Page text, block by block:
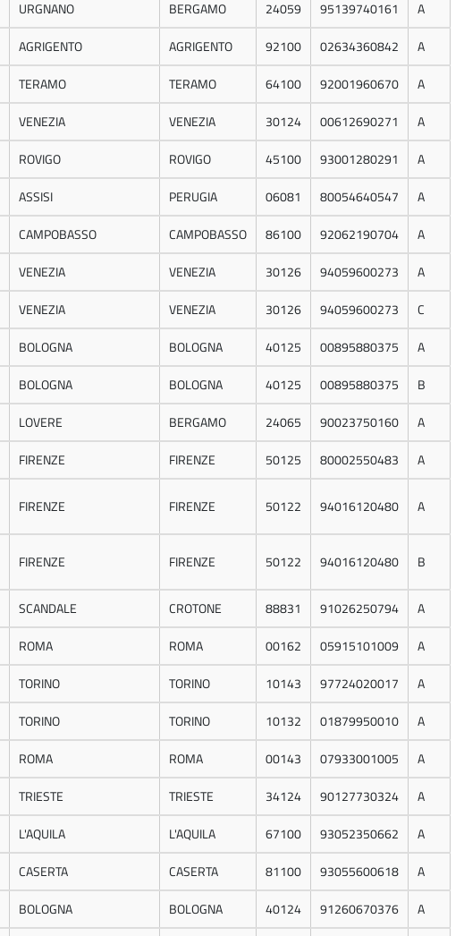
URGNANO BERGAMO 24059 95139740161
A
AGRIGENTO AGRIGENTO 92100 02634360842
A
TERAMO TERAMO 64100 92001960670
A
VENEZIA VENEZIA 30124 00612690271
A
ROVIGO ROVIGO 45100 93001280291
A
ASSISI PERUGIA 06081 80054640547
A
CAMPOBASSO CAMPOBASSO 86100 92062190704
A
VENEZIA VENEZIA 30126 94059600273
A
VENEZIA VENEZIA 30126 94059600273
C
BOLOGNA BOLOGNA 40125 00895880375
A
BOLOGNA BOLOGNA 40125 00895880375
B
LOVERE BERGAMO 24065 90023750160
A
FIRENZE FIRENZE 50125 80002550483
A
FIRENZE FIRENZE 50122 94016120480 A
FIRENZE FIRENZE 50122 94016120480 B
SCANDALE CROTONE 88831 91026250794
A
ROMA ROMA 00162 05915101009
A
TORINO TORINO 10143 97724020017
A
TORINO TORINO 10132 01879950010
A
ROMA ROMA 00143 07933001005
A
TRIESTE TRIESTE 34124 90127730324
A
L'AQUILA L'AQUILA 67100 93052350662
A
CASERTA CASERTA 81100 93055600618
A
BOLOGNA BOLOGNA 40124 91260670376
A